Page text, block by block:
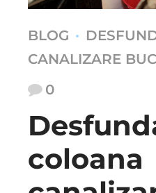
BLOG
CANALIZARE
0
coloana